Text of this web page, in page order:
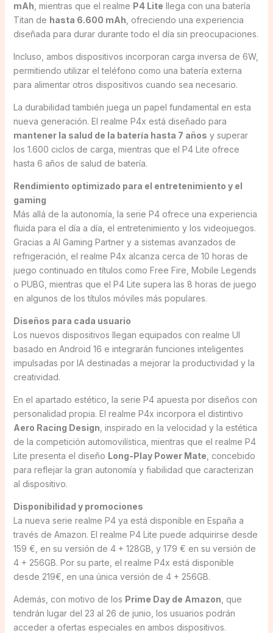
mAh , mientras que el realme P4 Lite llega con una batería
Titan de hasta 6.600 mAh , ofreciendo una experiencia
diseñada para durar durante todo el día sin preocupaciones.
Incluso, ambos dispositivos incorporan carga inversa de 6W,
permitiendo utilizar el teléfono como una batería externa
para alimentar otros dispositivos cuando sea necesario.
La durabilidad también juega un papel fundamental en esta
nueva generación. El realme P4x está diseñado para
mantener la salud de la batería hasta 7 años y superar
los 1.600 ciclos de carga, mientras que el P4 Lite ofrece
hasta 6 años de salud de batería.
Rendimiento optimizado para el entretenimiento y el
gaming
Más allá de la autonomía, la serie P4 ofrece una experiencia
fluida para el día a día, el entretenimiento y los videojuegos.
Gracias a AI Gaming Partner y a sistemas avanzados de
refrigeración, el realme P4x alcanza cerca de 10 horas de
juego continuado en títulos como Free Fire, Mobile Legends
o PUBG, mientras que el P4 Lite supera las 8 horas de juego
en algunos de los títulos móviles más populares.
Diseños para cada usuario
Los nuevos dispositivos llegan equipados con realme UI
basado en Android 16 e integrarán funciones inteligentes
impulsadas por IA destinadas a mejorar la productividad y la
creatividad.
En el apartado estético, la serie P4 apuesta por diseños con
personalidad propia. El realme P4x incorpora el distintivo
Aero Racing Design , inspirado en la velocidad y la estética
de la competición automovilística, mientras que el realme P4
Lite presenta el diseño Long-Play Power Mate , concebido
para reflejar la gran autonomía y fiabilidad que caracterizan
al dispositivo.
Disponibilidad y promociones
La nueva serie realme P4 ya está disponible en España a
través de Amazon. El realme P4 Lite puede adquirirse desde
159 €, en su versión de 4 + 128GB, y 179 € en su versión de
4 + 256GB. Por su parte, el realme P4x está disponible
desde 219€, en una única versión de 4 + 256GB.
Además, con motivo de los Prime Day de Amazon , que
tendrán lugar del 23 al 26 de junio, los usuarios podrán
acceder a ofertas especiales en ambos dispositivos.